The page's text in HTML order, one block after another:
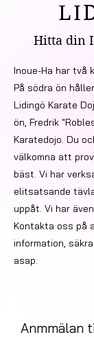
Hitta din
Inoue-Ha har två
På södra ön
Lidingö Karate
ön, Fredrik
Karatedojo. Du
välkomna att
bäst. Vi har
elitsatsande
uppåt. Vi har
Kontakta oss på
information,
asap.
Anmmälan